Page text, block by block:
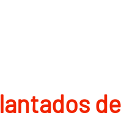
de